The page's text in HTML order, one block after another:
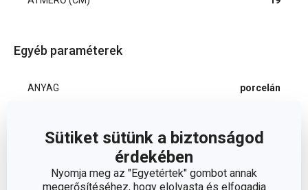
Sütiket sütünk a biztonságod
érdekében
Nyomja meg az "Egyetértek" gombot annak
megerősítéséhez, hogy elolvasta és elfogadja
Egyéb paraméterek
ANYAG porcelán
BESOROLÁS
kancsók
HŰTŐSZEKRÉNYBE ALKALMAS